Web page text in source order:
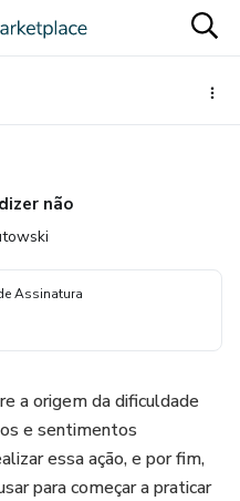
não
Assinatura
a origem da dificuldade
e sentimentos
essa ação, e por fim,
para começar a praticar